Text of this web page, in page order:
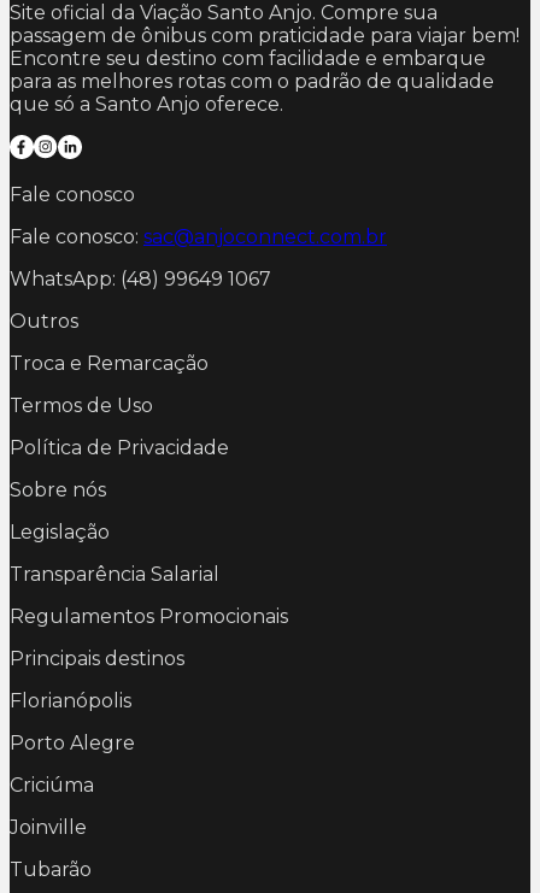
Site oficial da Viação Santo Anjo. Compre sua
passagem de ônibus com praticidade para viajar bem!
Encontre seu destino com facilidade e embarque
para as melhores rotas com o padrão de qualidade
que só a Santo Anjo oferece.
Fale conosco
Fale conosco: sac@anjoconnect.com.br
WhatsApp: (48) 99649 1067
Outros
Troca e Remarcação
Termos de Uso
Política de Privacidade
Sobre nós
Legislação
Transparência Salarial
Regulamentos Promocionais
Principais destinos
Florianópolis
Porto Alegre
Criciúma
Joinville
Tubarão